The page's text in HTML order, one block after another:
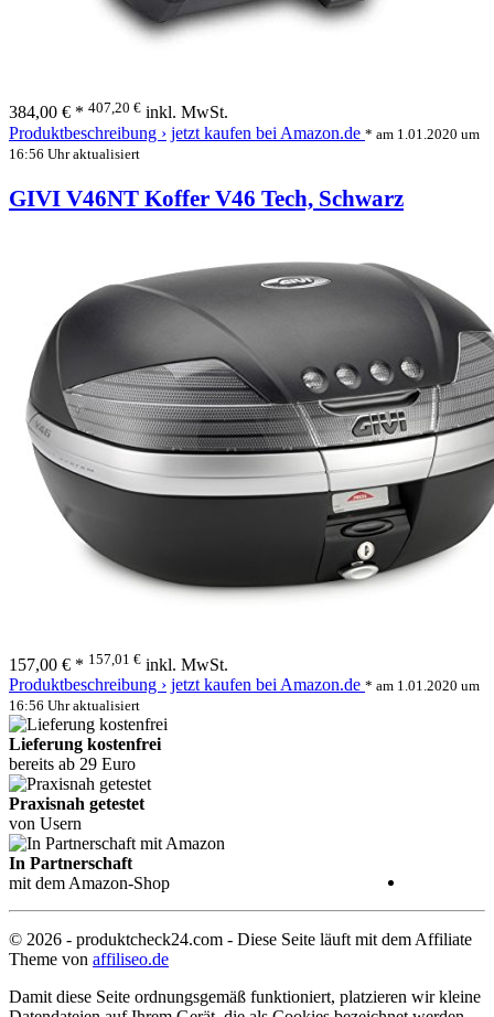
384,00 € * 407,20 € inkl. MwSt.
Produktbeschreibung › jetzt kaufen bei Amazon.de * am 1.01.2020 um
16:56 Uhr aktualisiert
GIVI V46NT Koffer V46 Tech, Schwarz
157,00 € * 157,01 € inkl. MwSt.
Produktbeschreibung › jetzt kaufen bei Amazon.de * am 1.01.2020 um
16:56 Uhr aktualisiert
Lieferung kostenfrei
bereits ab 29 Euro
Praxisnah getestet
von Usern
In Partnerschaft
mit dem Amazon-Shop
© 2026 - produktcheck24.com - Diese Seite läuft mit dem Affiliate
Theme von affiliseo.de
Damit diese Seite ordnungsgemäß funktioniert, platzieren wir kleine